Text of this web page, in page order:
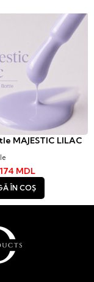
MAJESTIC LILAC
174 MDL
ÎN COȘ